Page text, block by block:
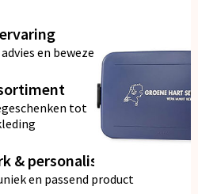
en bewezen kwaliteit
tot
& personalisatie
en passend product